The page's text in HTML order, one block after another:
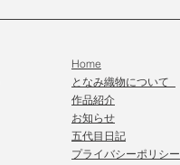
Home
となみ織物について
作品紹介
​お知らせ
五代目日記
プライバシーポリシー